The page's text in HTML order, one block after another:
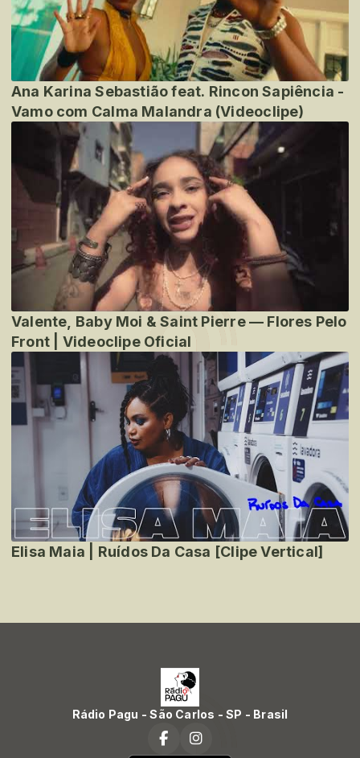
Ana Karina Sebastião feat. Rincon Sapiência -
Vamo com Calma Malandra (Videoclipe)
Valente, Baby Moi & Saint Pierre — Flores Pelo
Front | Videoclipe Oficial
Elisa Maia | Ruídos Da Casa [Clipe Vertical]
Rádio Pagu - São Carlos - SP - Brasil